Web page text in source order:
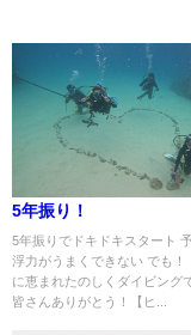
5年振り！
5年振りでドキドキスタート
浮力がうまくできない でも！
に恵まれたのしくダイビング
皆さんありがとう！【ヒ...